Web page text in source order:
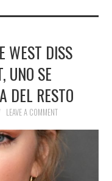
WEST DISS
UNO SE
DEL RESTO
LEAVE A COMMENT